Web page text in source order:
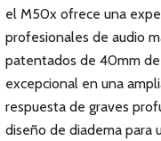
el M50x ofrece una
profesionales de audio
patentados de 40mm
excepcional en una
respuesta de graves
diseño de diadema para